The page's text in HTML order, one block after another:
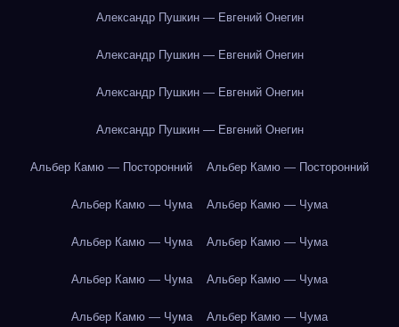
Александр Пушкин — Евгений Онегин
Александр Пушкин — Евгений Онегин
Александр Пушкин — Евгений Онегин
Александр Пушкин — Евгений Онегин
Альбер Камю — Посторонний Альбер Камю — Посторонний
Альбер Камю — Чума Альбер Камю — Чума
Альбер Камю — Чума Альбер Камю — Чума
Альбер Камю — Чума Альбер Камю — Чума
Альбер Камю — Чума Альбер Камю — Чума